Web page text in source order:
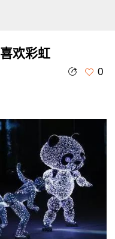
欢彩虹
0
4-3 20:24 编辑